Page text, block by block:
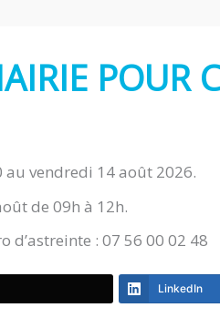
POUR
vendredi 14 août 2026.
de 09h à 12h.
d’astreinte : 07 56 00 02 48
LinkedIn